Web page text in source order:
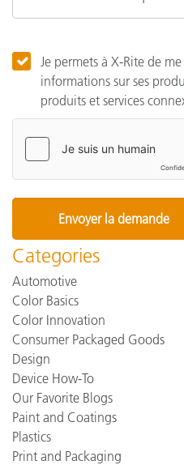
Je permets à X-Rite de
informations sur ses
produits et services
Categories
Automotive
Color Basics
Color Innovation
Consumer Packaged Goods
Design
Device How-To
Our Favorite Blogs
Paint and Coatings
Plastics
Print and Packaging